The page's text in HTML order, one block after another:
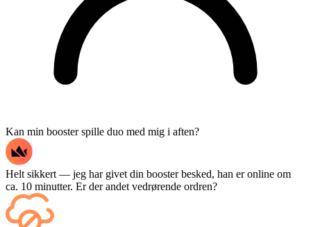
Kan min booster spille duo med mig i aften?
Helt sikkert — jeg har givet din booster besked, han er online om
ca. 10 minutter. Er der andet vedrørende ordren?